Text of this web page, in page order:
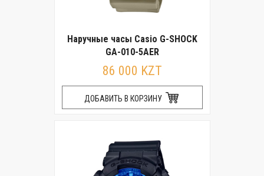
Наручные часы Casio G-SHOCK
GA-010-5AER
86 000 KZT
ДОБАВИТЬ В КОРЗИНУ